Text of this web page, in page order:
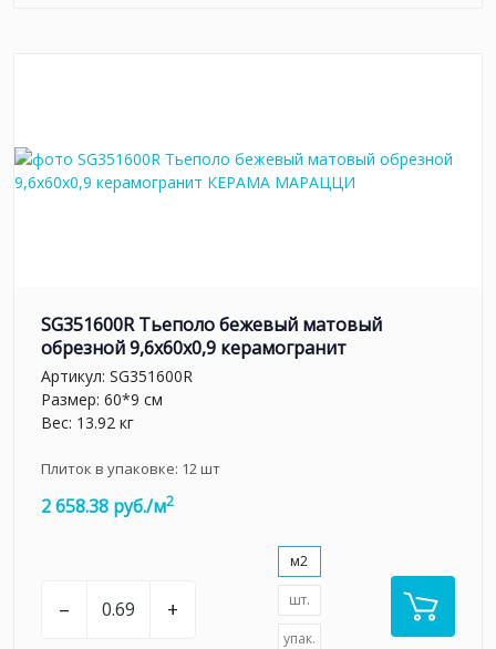
SG351600R Тьеполо бежевый матовый
обрезной 9,6x60x0,9 керамогранит
Артикул: SG351600R
Размер: 60*9 см
Вес: 13.92 кг
Плиток в упаковке: 12шт
2 658.38 руб./м2
– +
м2
шт.
упак.